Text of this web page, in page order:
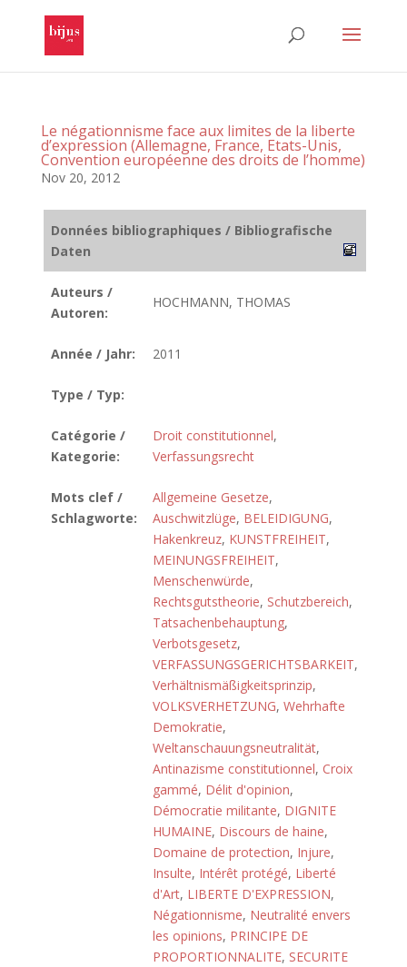
Le négationnisme face aux limites de la liberte
d’expression (Allemagne, France, Etats-Unis,
Convention européenne des droits de l’homme)
Nov 20, 2012
Données bibliographiques / Bibliografische
Daten
Auteurs /
Autoren:
HOCHMANN, THOMAS
Année / Jahr: 2011
Type / Typ:
Catégorie /
Kategorie:
Droit constitutionnel,
Verfassungsrecht
Mots clef /
Schlagworte:
Allgemeine Gesetze,
Auschwitzlüge, BELEIDIGUNG,
Hakenkreuz, KUNSTFREIHEIT,
MEINUNGSFREIHEIT,
Menschenwürde,
Rechtsgutstheorie, Schutzbereich,
Tatsachenbehauptung,
Verbotsgesetz,
VERFASSUNGSGERICHTSBARKEIT,
Verhältnismäßigkeitsprinzip,
VOLKSVERHETZUNG, Wehrhafte
Demokratie,
Weltanschauungsneutralität,
Antinazisme constitutionnel, Croix
gammé, Délit d'opinion,
Démocratie militante, DIGNITE
HUMAINE, Discours de haine,
Domaine de protection, Injure,
Insulte, Intérêt protégé, Liberté
d'Art, LIBERTE D'EXPRESSION,
Négationnisme, Neutralité envers
les opinions, PRINCIPE DE
PROPORTIONNALITE, SECURITE